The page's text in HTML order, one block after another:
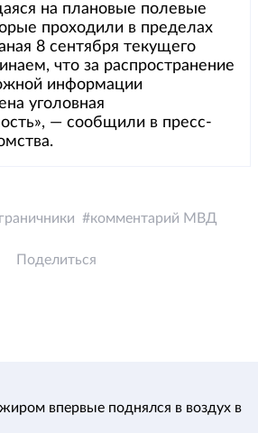
на плановые полевые
проходили в пределах
8 сентября текущего
что за распространение
информации
уголовная
— сообщили в пресс-
комментарий МВД
Поделиться
впервые поднялся в воздух в